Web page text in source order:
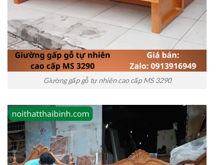
Giường gấp gỗ tự nhiên cao cấp MS 3290